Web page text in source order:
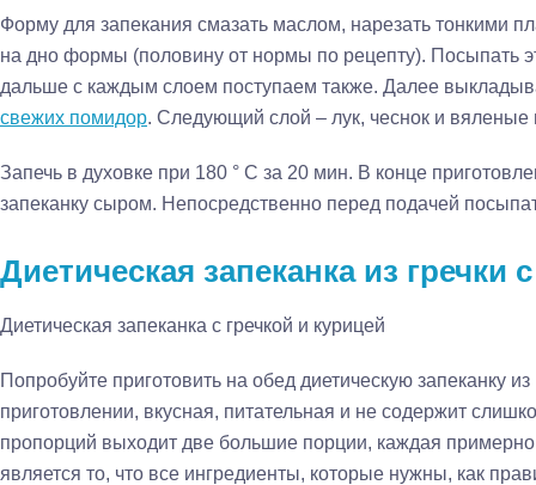
Форму для запекания смазать маслом, нарезать тонкими
на дно формы (половину от нормы по рецепту). Посыпать
дальше с каждым слоем поступаем также. Далее
свежих помидор. Следующий слой – лук, чеснок и вяленые
Запечь в духовке при 180 ° С за 20 мин. В конце
запеканку сыром. Непосредственно перед подачей
Диетическая запеканка из гречки
Диетическая запеканка с гречкой и курицей
Попробуйте приготовить на обед диетическую запеканку
приготовлении, вкусная, питательная и не содержит
пропорций выходит две большие порции, каждая
является то, что все ингредиенты, которые нужны, как